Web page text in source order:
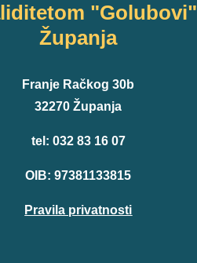
"Golubovi"
Županja
Franje Račkog 30b
32270 Županja
tel: 032 83 16 07
OIB: 97381133815
Pravila privatnosti